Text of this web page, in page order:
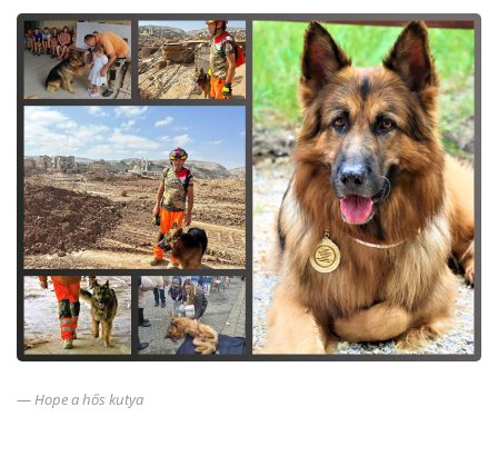
Hope a hős kutya